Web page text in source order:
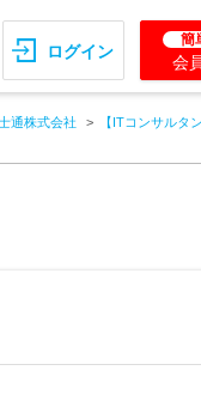
ログイン
簡
会
通株式会社
【ITコンサルタ